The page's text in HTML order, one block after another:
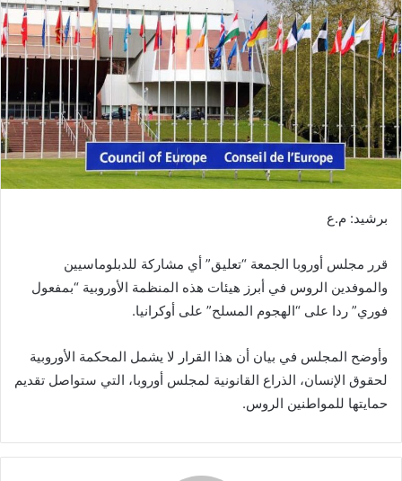
ر
ي
د
إ
ل
ك
ت
ي
برشيد: م.ع
قرر مجلس أوروبا الجمعة “تعليق” أي مشاركة للدبلوماسيين
والموفدين الروس في أبرز هيئات هذه المنظمة الأوروبية “بمفعول
فوري” ردا على “الهجوم المسلح” على أوكرانيا.
وأوضح المجلس في بيان أن هذا القرار لا يشمل المحكمة الأوروبية
لحقوق الإنسان، الذراع القانونية لمجلس أوروبا، التي ستواصل تقديم
حمايتها للمواطنين الروس.